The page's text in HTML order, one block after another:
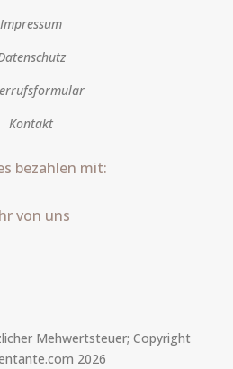
Impressum
Kontakt
bezahlen mit:
von uns
Mehwertsteuer; Copyright
2026